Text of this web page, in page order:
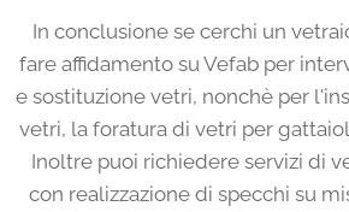
In conclusione se cerchi un
fare affidamento su Vefab per
e sostituzione vetri, nonchè per
vetri, la foratura di vetri per
Inoltre puoi richiedere servizi di
con realizzazione di specchi su